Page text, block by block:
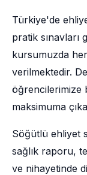
Türkiye'de
pratik sınavları
kursumuzda
verilmektedir.
öğrencilerimize
maksimuma
Söğütlü ehliyet
sağlık raporu,
ve nihayetinde